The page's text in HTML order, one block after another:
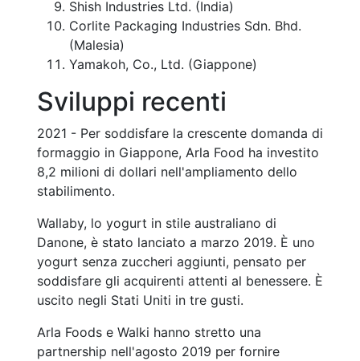
Shish Industries Ltd. (India)
Corlite Packaging Industries Sdn. Bhd.
(Malesia)
Yamakoh, Co., Ltd. (Giappone)
Sviluppi recenti
2021 - Per soddisfare la crescente domanda di
formaggio in Giappone, Arla Food ha investito
8,2 milioni di dollari nell'ampliamento dello
stabilimento.
Wallaby, lo yogurt in stile australiano di
Danone, è stato lanciato a marzo 2019. È uno
yogurt senza zuccheri aggiunti, pensato per
soddisfare gli acquirenti attenti al benessere. È
uscito negli Stati Uniti in tre gusti.
Arla Foods e Walki hanno stretto una
partnership nell'agosto 2019 per fornire